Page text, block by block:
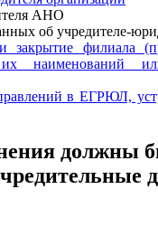
АНО
об учредителе-
закрытие филиала
наименований
в ЕГРЮЛ,
должны